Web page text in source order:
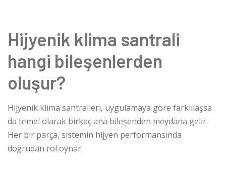
Hijyenik klima santrali
hangi bileşenlerden
oluşur?
Hijyenik klima santralleri, uygulamaya göre farklılaşsa
da temel olarak birkaç ana bileşenden meydana gelir.
Her bir parça, sistemin hijyen performansında
doğrudan rol oynar.